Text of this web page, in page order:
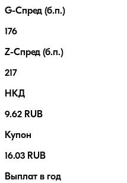
G-Спред (б.п.)
176
Z-Спред (б.п.)
217
НКД
9.62 RUB
Купон
16.03 RUB
Выплат в год